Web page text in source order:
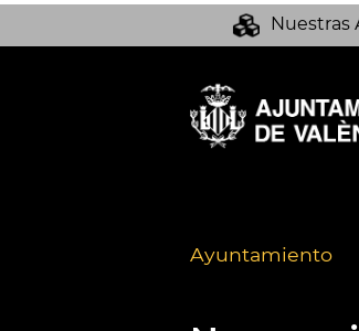
Nuestras
Ayuntamiento